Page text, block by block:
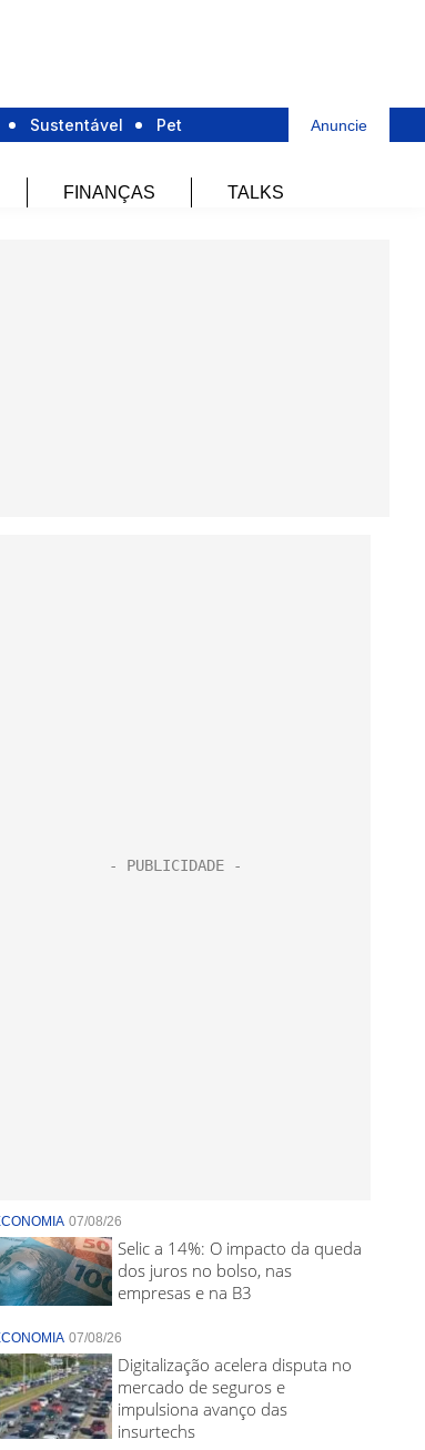
Sustentável Pet Anuncie
FINANÇAS TALKS
07/08/26
Selic a 14%: O impacto da queda
dos juros no bolso, nas
empresas e na B3
07/08/26
Digitalização acelera disputa no
mercado de seguros e
impulsiona avanço das
insurtechs